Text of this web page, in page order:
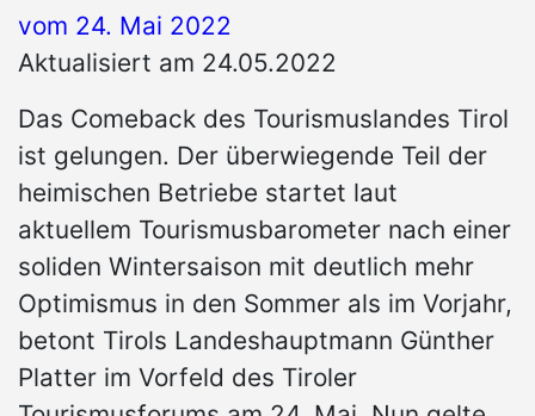
vom 24. Mai 2022
Aktualisiert am 24.05.2022
Das Comeback des Tourismuslandes Tirol
ist gelungen. Der überwiegende Teil der
heimischen Betriebe startet laut
aktuellem Tourismusbarometer nach einer
soliden Wintersaison mit deutlich mehr
Optimismus in den Sommer als im Vorjahr,
betont Tirols Landeshauptmann Günther
Platter im Vorfeld des Tiroler